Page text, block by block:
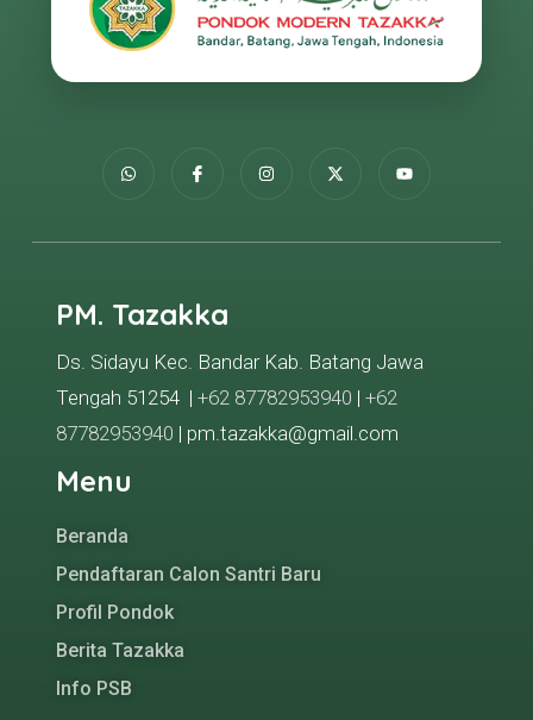
PM. Tazakka
Ds. Sidayu Kec. Bandar Kab. Batang Jawa
Tengah 51254 | +62 87782953940 | +62
87782953940 | pm.tazakka@gmail.com
Menu
Beranda
Pendaftaran Calon Santri Baru
Profil Pondok
Berita Tazakka
Info PSB